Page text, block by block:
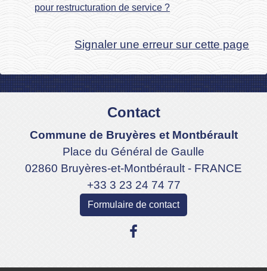
pour restructuration de service ?
Signaler une erreur sur cette page
Contact
Commune de Bruyères et Montbérault
Place du Général de Gaulle
02860 Bruyères-et-Montbérault - FRANCE
+33 3 23 24 74 77
Formulaire de contact